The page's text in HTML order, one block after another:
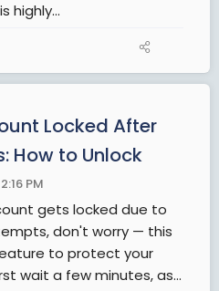
highly...
Locked After
How to Unlock
PM
gets locked due to
don't worry — this
to protect your
wait a few minutes, as...